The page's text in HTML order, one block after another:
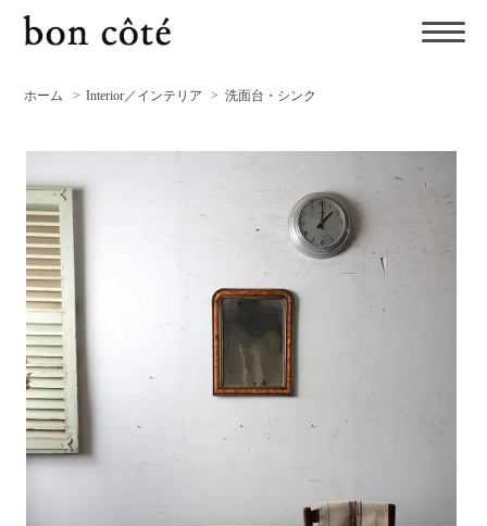
ホーム > Interior／インテリア > 洗面台・シンク